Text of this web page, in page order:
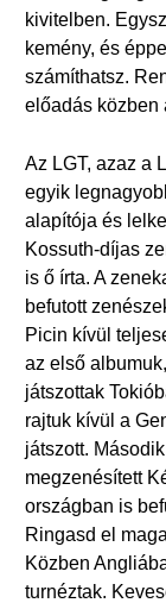
kivitelben.
kemény, és
számíthatsz.
előadás közben
Az LGT, azaz a
egyik
alapítója és
Kossuth-díjas
is ő írta. A
befutott
Picin kívül
az első
játszottak
rajtuk kívül a
játszott.
megzenésített
országban is
Ringasd el
Közben
turnéztak.